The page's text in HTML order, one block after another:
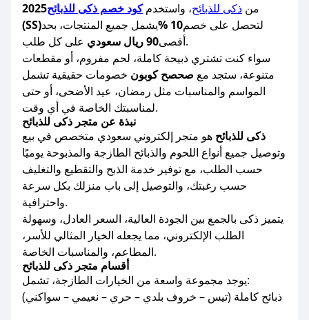
من ذكى للذبائح، واستخدمكود خصم ذكى للذبائح2025
(SS)
لتحصل على خصم10 %
يشمل جميع المنتجات، بحد
أقصى90 ريال سعودي
على كل طلب.
سواء كنت تشتري ذبيحة كاملة، لحم مفروم، أو مقطعات
متنوعة، ستجد مع صحصح كوبون خصومات حقيقية تشمل
المواسم والمناسبات مثل رمضان، عيد الأضحى، أو حتى
لمناسبتك الخاصة في أي وقت.
نبذة عن متجر ذكى للذبائح
ذكى للذبائح هو متجر إلكتروني سعودي متخصص في بيع
وتوصيل جميع أنواع اللحوم والذبائح الطازجة والمذبوحة يوميًا
حسب الطلب، مع توفير خدمة الذبح والتقطيع والتغليف
حسب رغبتك، والتوصيل إلى باب منزلك بكل سرعة
واحترافية.
يتميز ذكى بالجمع بين الجودة العالية، السعر العادل، وسهولة
الطلب الإلكتروني، مما يجعله الخيار المثالي للأسر،
المطاعم، والمناسبات الخاصة.
أقسام متجر ذكى للذبائح
يوجد مجموعة واسعة من الخيارات الطازجة، تشمل:
ذبائح كاملة (تيس – خروف بلدي – حري – نعيمي – سواكني)